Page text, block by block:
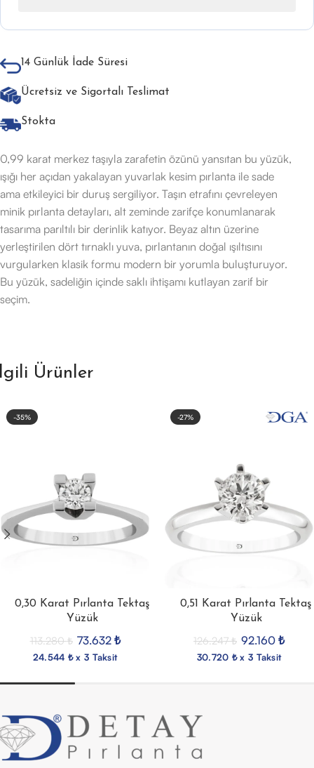
14 Günlük İade Süresi
Ücretsiz ve Sigortalı Teslimat
Stokta
0,99 karat merkez taşıyla zarafetin özünü yansıtan bu yüzük,
ışığı her açıdan yakalayan yuvarlak kesim pırlanta ile sade
ama etkileyici bir duruş sergiliyor. Taşın etrafını çevreleyen
minik pırlanta detayları, alt zeminde zarifçe konumlanarak
tasarıma parıltılı bir derinlik katıyor. Beyaz altın üzerine
yerleştirilen dört tırnaklı yuva, pırlantanın doğal ışıltısını
vurgularken klasik formu modern bir yorumla buluşturuyor.
Bu yüzük, sadeliğin içinde saklı ihtişamı kutlayan zarif bir
seçim.
Ürünler
-35%
0,30 Karat Pırlanta Tektaş
Yüzük
113.280₺ 73.632 ₺
24.544 ₺ x 3 Taksit
-27%
0,51 Karat Pırlanta Tektaş
Yüzük
126.247₺ 92.160 ₺
30.720 ₺ x 3 Taksit